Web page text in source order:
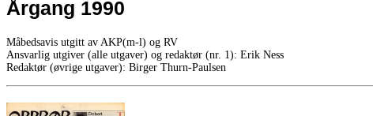
Årgang 1990
Måbedsavis utgitt av AKP(m-l) og RV
Ansvarlig utgiver (alle utgaver) og redaktør (nr. 1): Erik Ness
Redaktør (øvrige utgaver): Birger Thurn-Paulsen